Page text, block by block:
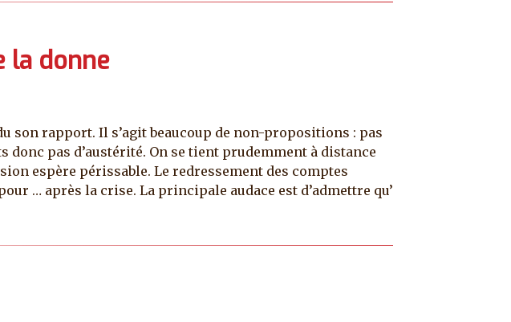
la donne
son rapport. Il s’agit beaucoup de non-propositions : pas
donc pas d’austérité. On se tient prudemment à distance
espère périssable. Le redressement des comptes
… après la crise. La principale audace est d’admettre qu’